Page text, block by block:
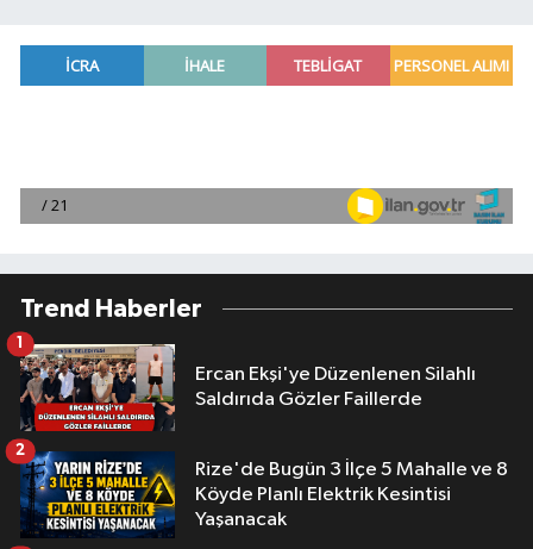
Trend Haberler
Ercan Ekşi'ye Düzenlenen Silahlı
Saldırıda Gözler Faillerde
1
Rize'de Bugün 3 İlçe 5 Mahalle ve 8
Köyde Planlı Elektrik Kesintisi
Yaşanacak
2